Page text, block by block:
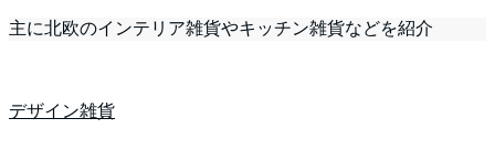
主に北欧のインテリア雑貨やキッチン雑貨などを紹介
デザイン雑貨